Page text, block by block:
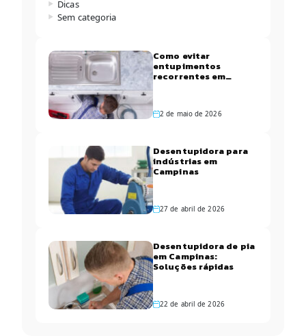
Dicas
Sem categoria
Como evitar
entupimentos
recorrentes em
2 de maio de 2026
Desentupidora para
indústrias em
Campinas
27 de abril de 2026
Desentupidora de pia
em Campinas:
Soluções rápidas
22 de abril de 2026